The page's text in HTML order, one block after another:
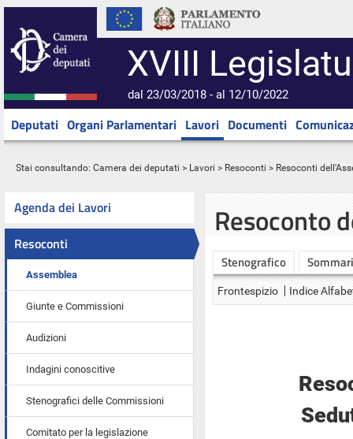
XVIII
dal 23/03/2018 - al 12/10/2022
Deputati Organi Parlamentari Lavori Documenti
Stai consultando: Camera dei deputati > Lavori > Resoconti > Resoconti
Agenda dei Lavori
Resoconti
Assemblea
Giunte e Commissioni
Audizioni
Indagini conoscitive
Stenografici delle Commissioni
Comitato per la legislazione
Resoconto
Stenografico
Frontespizio Indice